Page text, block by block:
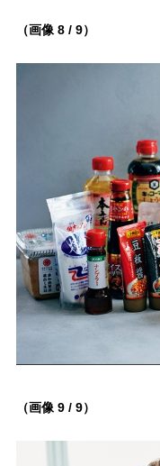
（画像 8 / 9）
（画像 9 / 9）